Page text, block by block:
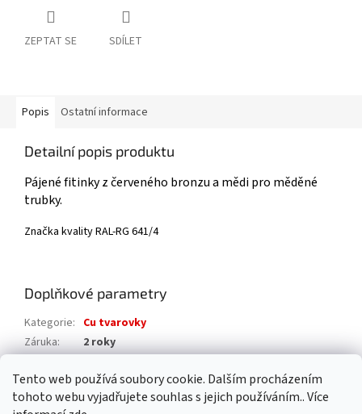
Tento web používá soubory cookie. Dalším procházením
tohoto webu vyjadřujete souhlas s jejich používáním.. Více
ZEPTAT SE SDÍLET
Popis Ostatní informace
Detailní popis produktu
Pájené fitinky z červeného bronzu a mědi pro měděné
trubky.
Značka kvality RAL-​RG 641/4
Doplňkové parametry
Kategorie: Cu tvarovky
Záruka:
2 roky
EAN: 4015211102159